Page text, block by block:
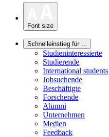
Font size
Schnelleinstieg für ...
Studieninteressierte
Studierende
International students
Jobsuchende
Beschäftigte
Forschende
Alumni
Unternehmen
Medien
Feedback